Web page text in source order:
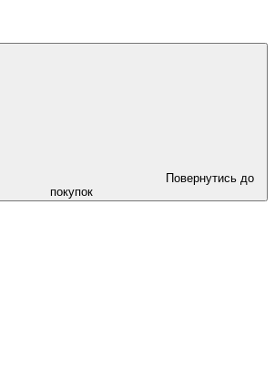
Повернутись до
покупок